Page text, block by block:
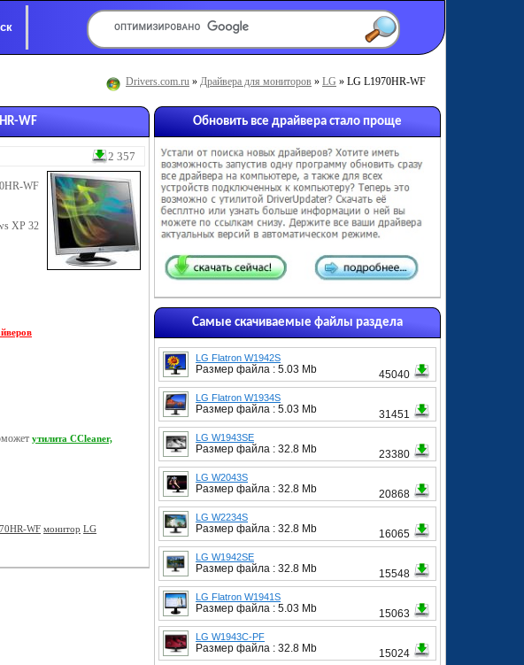
Drivers.com.ru » Драйвера для мониторов » LG » LG L1970HR-WF
Обновить все драйвера стало проще
Самые скачиваемые файлы раздела
LG Flatron W1942S
Размер файла : 5.03 Mb 45040
LG Flatron W1934S
Размер файла : 5.03 Mb 31451
LG W1943SE
Размер файла : 32.8 Mb 23380
LG W2043S
Размер файла : 32.8 Mb 20868
LG W2234S
Размер файла : 32.8 Mb 16065
LG W1942SE
Размер файла : 32.8 Mb 15548
LG Flatron W1941S
Размер файла : 5.03 Mb 15063
LG W1943C-PF
Размер файла : 32.8 Mb 15024
WF
2 357
WF
XP 32
утилита CCleaner,
WF монитор LG